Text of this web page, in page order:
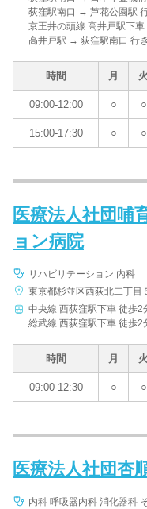
荻窪駅南口 → 芦花公園駅
京王井の頭線 高井戸駅下
高井戸駅 → 荻窪駅南口 行
時間 月 火
09:00-12:00 ○ ○
15:00-17:30 ○ ○
医療法人社団哺
ョン病院
リハビリテーション 内科
東京都杉並区西荻北二丁目
中央線 西荻窪駅下車 徒歩2
総武線 西荻窪駅下車 徒歩2
時間 月 火
09:00-12:30 ○ ○
医療法人社団杏
内科 呼吸器内科 消化器科